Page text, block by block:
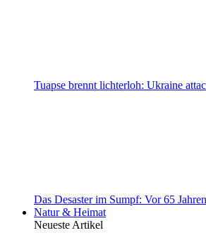
Tuapse brennt lichterloh: Ukraine
Das Desaster im Sumpf: Vor 65
Natur & Heimat
Neueste Artikel